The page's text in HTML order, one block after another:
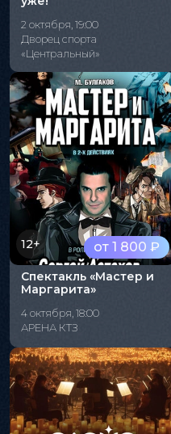
2 октября, 19:00
Дворец спорта
«Центральный»
от 1 800 ₽
12+
Спектакль «Мастер и
Маргарита»
4 октября, 18:00
АРЕНА КТЗ